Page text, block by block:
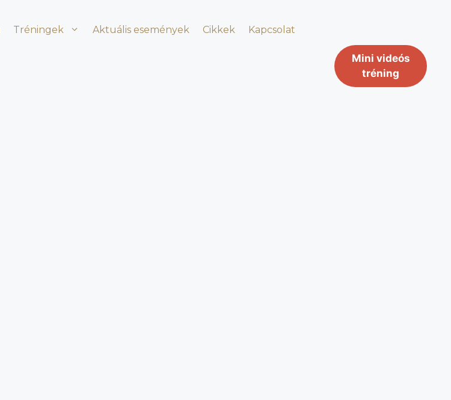
Tréningek Aktuális események Cikkek Kapcsolat
Mini videós
tréning